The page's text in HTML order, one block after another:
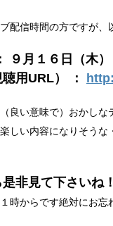
配信時間の方ですが、
９月１６日（木）
用URL） ：
良い意味で）おかしな
しい内容になりそう
非見て下さいね
時からです絶対にお忘